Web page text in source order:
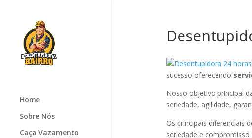
Home
Sobre Nós
Caça Vazamento
sucesso oferecendo
Nosso objetivo principal
seriedade, agilidade,
Os principais diferenciais
seriedade e compromisso